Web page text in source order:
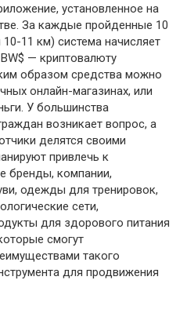
установленное на
За каждые пройденные 10
11 км) система начисляет
— криптовалюту
образом средства можно
онлайн-магазинах, или
У большинства
возникает вопрос, а
делятся своими
привлечь к
бренды, компании,
одежды для тренировок,
сети,
для здорового питания
смогут
такого
для продвижения